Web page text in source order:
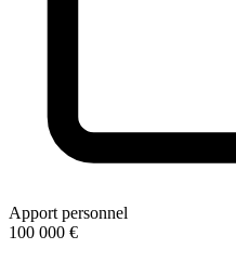
Apport personnel
100 000 €